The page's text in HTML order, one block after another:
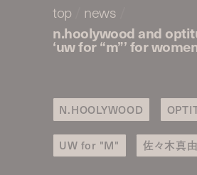
top news
n.hoolywood and
‘uw for “m”’ for
N.HOOLYWOOD
UW for "M" 佐々木真